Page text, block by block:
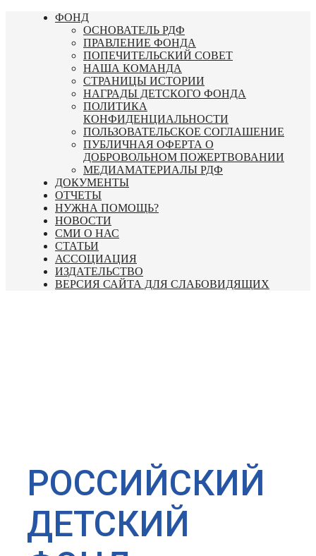
Перейти
ФОНД
ОСНОВАТЕЛЬ РДФ
ПРАВЛЕНИЕ ФОНДА
ПОПЕЧИТЕЛЬСКИЙ СОВЕТ
НАША КОМАНДА
СТРАНИЦЫ ИСТОРИИ
НАГРАДЫ ДЕТСКОГО ФОНДА
ПОЛИТИКА
КОНФИДЕНЦИАЛЬНОСТИ
ПОЛЬЗОВАТЕЛЬСКОЕ СОГЛАШЕНИЕ
ПУБЛИЧНАЯ ОФЕРТА О
ДОБРОВОЛЬНОМ ПОЖЕРТВОВАНИИ
МЕДИАМАТЕРИАЛЫ РДФ
ДОКУМЕНТЫ
ОТЧЕТЫ
НУЖНА ПОМОЩЬ?
НОВОСТИ
СМИ О НАС
СТАТЬИ
АССОЦИАЦИЯ
ИЗДАТЕЛЬСТВО
ВЕРСИЯ САЙТА ДЛЯ СЛАБОВИДЯЩИХ
РОССИЙСКИЙ
ДЕТСКИЙ